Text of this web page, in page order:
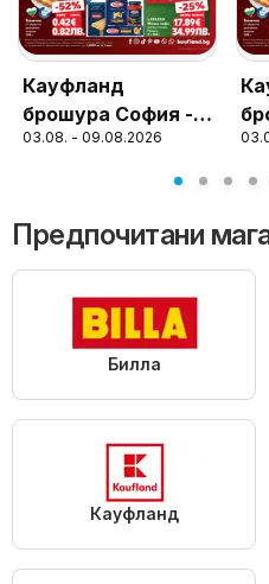
Кауфланд
брошура София -
Топ оферти
03.08. - 09.08.2026
Предпочитани
Билла
Кауфланд